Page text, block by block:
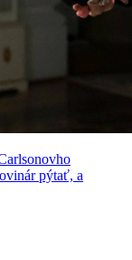
pýtať, a